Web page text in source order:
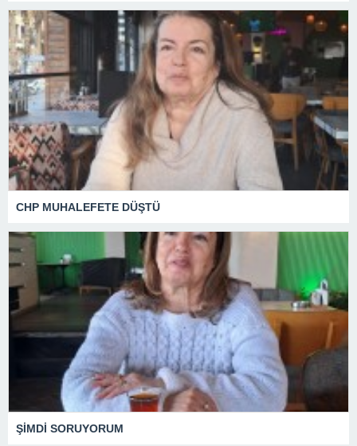
CHP MUHALEFETE DÜŞTÜ
ŞİMDİ SORUYORUM